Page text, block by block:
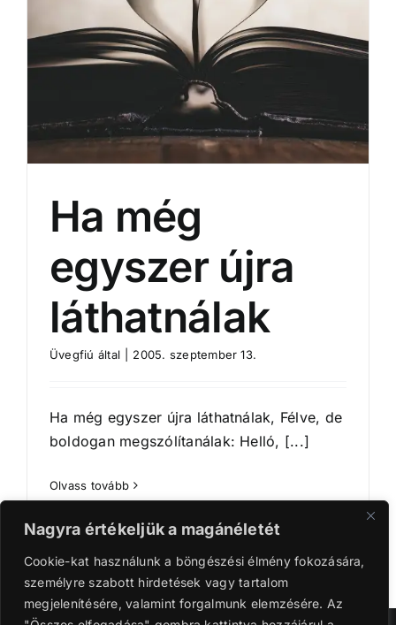
Nagyra értékeljük a magánéletét
Cookie-kat használunk a böngészési élmény fokozására,
személyre szabott hirdetések vagy tartalom
megjelenítésére, valamint forgalmunk elemzésére. Az
Ha még
egyszer újra
láthatnálak
Üvegfiú által 2005. szeptember 13.
Ha még egyszer újra láthatnálak, Félve, de
boldogan megszólítanálak: Helló, [...]
Olvass tovább